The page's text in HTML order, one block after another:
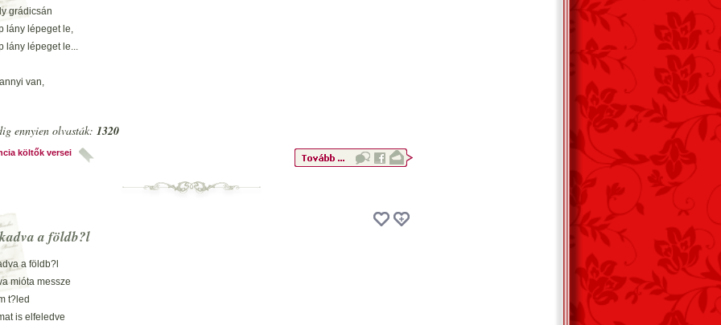
grádicsán
lány lépeget le,
lány lépeget le...
van,
szeresse?
gróf kegyeltje.
csizmadiát,
a szerencse
ennyien olvasták: 1320
költők versei
a földb?l
a földb?l
mióta messze
t?led
is elfeledve